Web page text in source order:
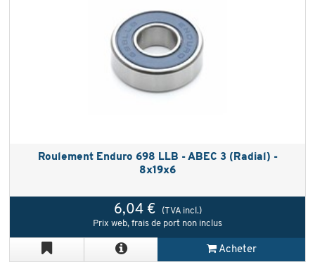
Roulement Enduro 698 LLB - ABEC 3 (Radial) -
8x19x6
6,04 €
(TVA incl.)
Prix web, frais de port non inclus
Acheter